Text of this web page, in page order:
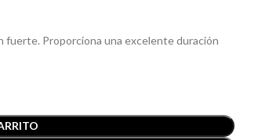
fuerte. Proporciona una excelente duración